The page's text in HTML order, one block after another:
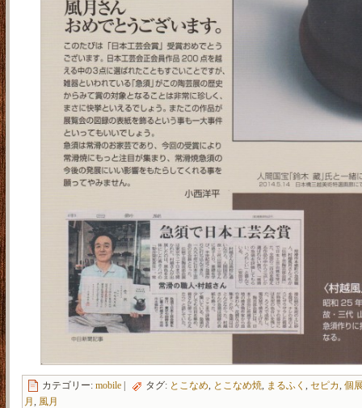
カテゴリー: mobile | タグ: とこなめ とこなめ焼 まるふく セピカ 個
月 , 風月